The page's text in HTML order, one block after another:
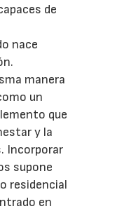
de
nace
manera
un
que
y la
Incorporar
supone
residencial
en